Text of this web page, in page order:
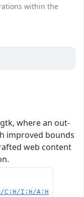
within the
where an out-
improved bounds
web content
C:H/I:H/A:H